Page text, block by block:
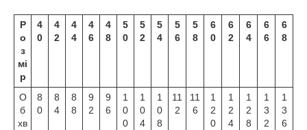
Р
о
з
мі
р
4
0
4
2
4
4
4
6
4
8
5
0
5
2
5
4
5
6
5
8
6
0
6
2
6
4
6
6
6
8
О
б
хв
8
0
8
4
8
8
9
2
9
6
1
0
0
1
0
4
1
0
8
11
2
11
6
1
2
0
1
2
4
1
2
8
1
3
2
1
3
6